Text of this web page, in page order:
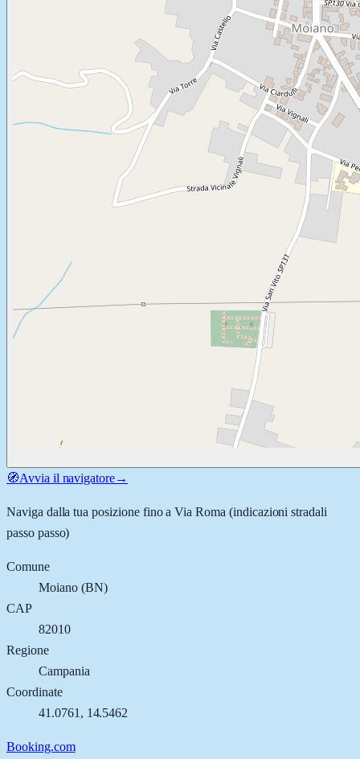
🧭Avvia il navigatore→
Naviga dalla tua posizione fino aVia Roma (indicazioni stradali
passo passo)
Comune
Moiano(BN)
CAP
82010
Regione
Campania
Coordinate
41.0761 , 14.5462
Booking.com